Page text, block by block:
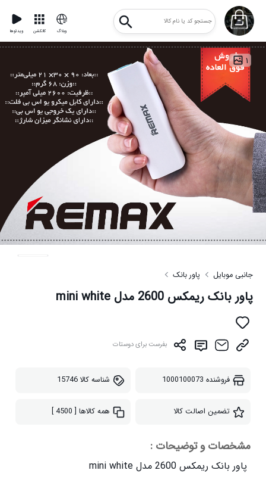
ویدئوها کالکشن وبلاگ
۱
جانبی موبایل پاور بانک
پاور بانک ریمکس 2600 مدل mini white
بفرست برای دوستات
فروشنده 1000100073 شناسه کالا15746
تضمین اصالت کالا همه کالاها [ 4500 ]
مشخصات و توضیحات :
پاور بانک ریمکس 2600 مدل mini white